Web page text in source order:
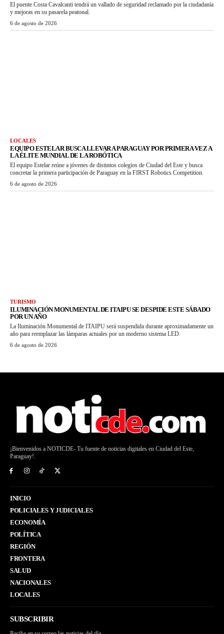
El puente Costa Cavalcanti tendrá un vallado de seguridad reclamado por la ciudadanía
y mejoras en su pasarela peatonal.
6 de agosto de 2026
LOCALES
EQUIPO ESTELAR BUSCA LLEVAR A PARAGUAY POR PRIMERA VEZ A
LA ÉLITE MUNDIAL DE LA ROBÓTICA
El equipo Estelar reúne a jóvenes de distintos colegios de Ciudad del Este y busca
concretar la primera participación de Paraguay en la FIRST Robotics Competition.
6 de agosto de 2026
TURISMO
ILUMINACIÓN MONUMENTAL DE ITAIPU SE DESPIDE ESTE SÁBADO
POR UN AÑO
La Iluminación Monumental de ITAIPU será suspendida durante aproximadamente un
año para reemplazar las lámparas actuales por un moderno sistema LED.
6 de agosto de 2026
¡Bienvenidos a NOTICDE- Tu fuente de noticias digitales en Ciudad del Este,
Paraguay!.
INICIO
POLICIALES Y JUDICIALES
ECONOMÍA
POLÍTICA
REGIÓN
FRONTERA
SALUD
NACIONALES
LOCALES
SUBSCRIBIR